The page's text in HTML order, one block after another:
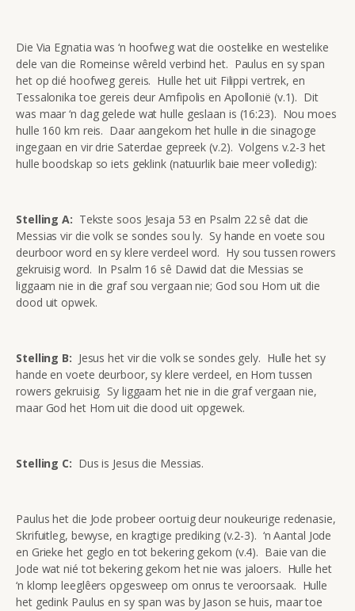
Die Via Egnatia was ‘n hoofweg wat die oostelike en westelike
dele van die Romeinse wêreld verbind het. Paulus en sy span
het op dié hoofweg gereis. Hulle het uit Filippi vertrek, en
Tessalonika toe gereis deur Amfipolis en Apollonië (v.1). Dit
was maar ‘n dag gelede wat hulle geslaan is (16:23). Nou moes
hulle 160 km reis. Daar aangekom het hulle in die sinagoge
ingegaan en vir drie Saterdae gepreek (v.2). Volgens v.2-3 het
hulle boodskap so iets geklink (natuurlik baie meer volledig):
Stelling A: Tekste soos Jesaja 53 en Psalm 22 sê dat die
Messias vir die volk se sondes sou ly. Sy hande en voete sou
deurboor word en sy klere verdeel word. Hy sou tussen rowers
gekruisig word. In Psalm 16 sê Dawid dat die Messias se
liggaam nie in die graf sou vergaan nie; God sou Hom uit die
dood uit opwek.
Stelling B: Jesus het vir die volk se sondes gely. Hulle het sy
hande en voete deurboor, sy klere verdeel, en Hom tussen
rowers gekruisig. Sy liggaam het nie in die graf vergaan nie,
maar God het Hom uit die dood uit opgewek.
Stelling C: Dus is Jesus die Messias.
Paulus het die Jode probeer oortuig deur noukeurige redenasie,
Skrifuitleg, bewyse, en kragtige prediking (v.2-3). ‘n Aantal Jode
en Grieke het geglo en tot bekering gekom (v.4). Baie van die
Jode wat nié tot bekering gekom het nie was jaloers. Hulle het
‘n klomp leeglêers opgesweep om onrus te veroorsaak. Hulle
het gedink Paulus en sy span was by Jason se huis, maar toe